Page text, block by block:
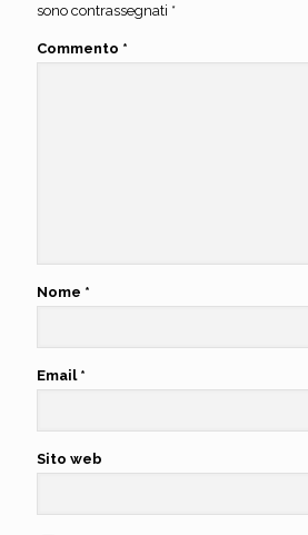
sono contrassegnati *
Commento *
Nome *
Email *
Sito web